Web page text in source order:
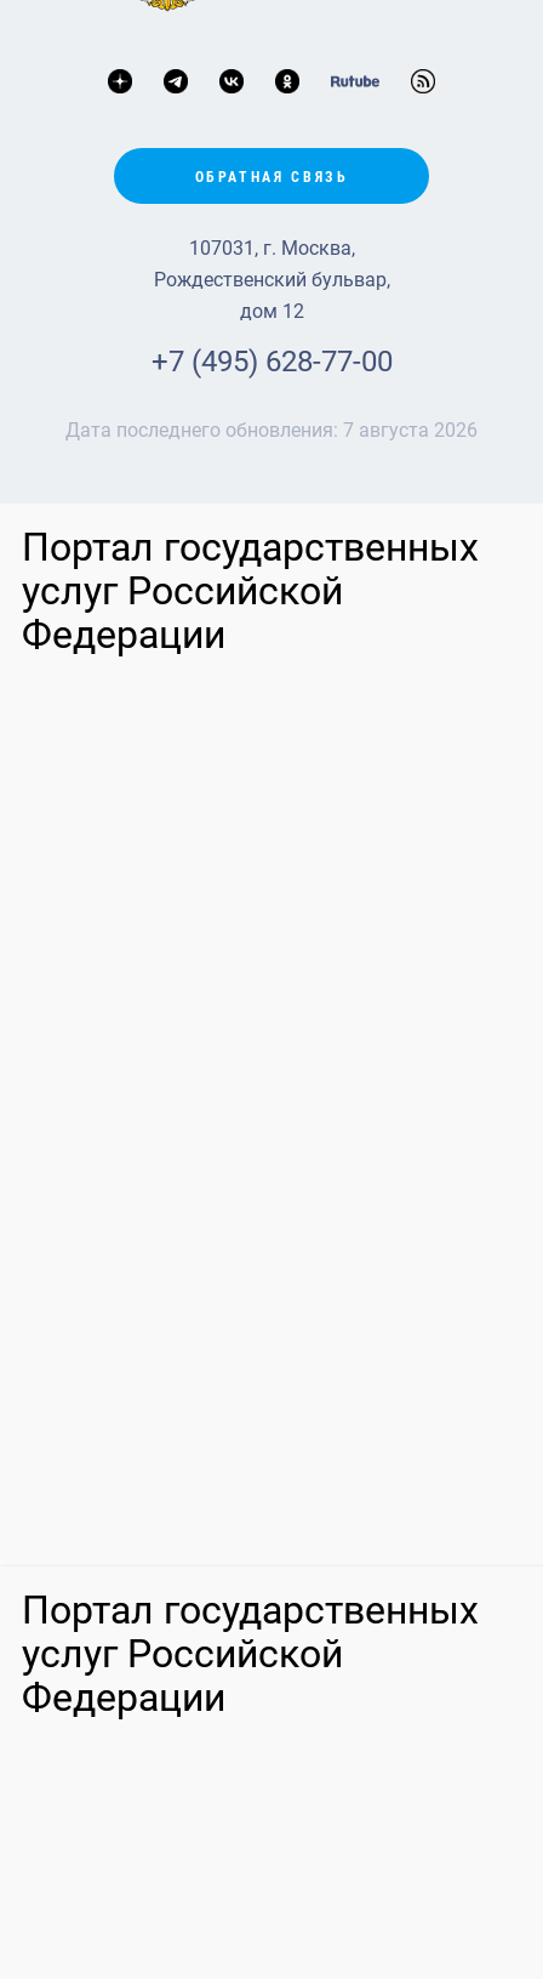
ОБРАТНАЯ СВЯЗЬ
107031, г. Москва,
Рождественский бульвар,
дом 12
+7 (495) 628-77-00
Дата последнего обновления: 7 августа 2026
Портал государственных
услуг Российской
Федерации
Портал государственных
услуг Российской
Федерации